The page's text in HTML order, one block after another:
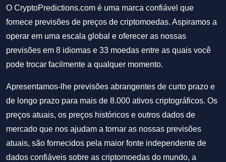
O CryptoPredictions.com é uma marca confiável que
fornece previsões de preços de criptomoedas. Aspiramos a
operar em uma escala global e oferecer as nossas
previsões em 8 idiomas e 33 moedas entre as quais você
pode trocar facilmente a qualquer momento.
Apresentamos-lhe previsões abrangentes de curto prazo e
de longo prazo para mais de 8.000 ativos criptográficos. Os
preços atuais, os preços históricos e outros dados de
mercado que nos ajudam a tornar as nossas previsões
atuais, são fornecidos pela maior fonte independente de
dados confiáveis sobre as criptomoedas do mundo, a